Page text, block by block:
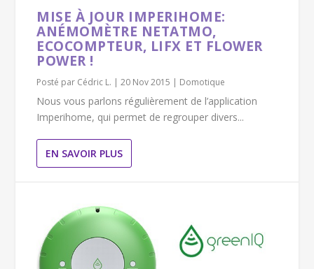
MISE À JOUR IMPERIHOME:
ANÉMOMÈTRE NETATMO,
ECOCOMPTEUR, LIFX ET FLOWER
POWER !
Posté par Cédric L. |20 Nov 2015 | Domotique
Nous vous parlons régulièrement de l’application
Imperihome, qui permet de regrouper divers...
EN SAVOIR PLUS